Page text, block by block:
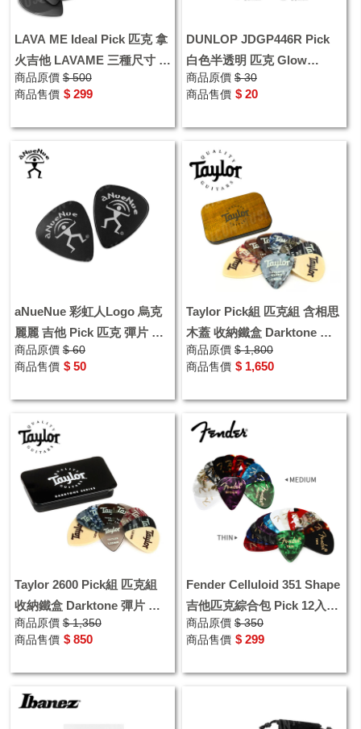
LAVA ME Ideal Pick 匹克 拿
火吉他 LAVAME 三種尺寸 撥
片 彈片 精美盒裝三入一組
商品原價 $ 500
商品售價 $ 299
DUNLOP JDGP446R Pick
白色半透明 匹克 Glow
Standard 彈片
商品原價 $ 30
商品售價 $ 20
aNueNue 彩虹人Logo 烏克
麗麗 吉他 Pick 匹克 彈片 撥
片 一組二片
商品原價 $ 60
商品售價 $ 50
Taylor Pick組 匹克組 含相思
木蓋 收納鐵盒 Darktone 彈
片 撥片 吉他禮物 音樂禮品
商品原價 $ 1,800
商品售價 $ 1,650
Taylor 2600 Pick組 匹克組
收納鐵盒 Darktone 彈片 撥
片 吉他禮物 音樂禮品
商品原價 $ 1,350
商品售價 $ 850
Fender Celluloid 351 Shape
吉他匹克綜合包 Pick 12入組
合包 彈片 撥片
商品原價 $ 350
商品售價 $ 299